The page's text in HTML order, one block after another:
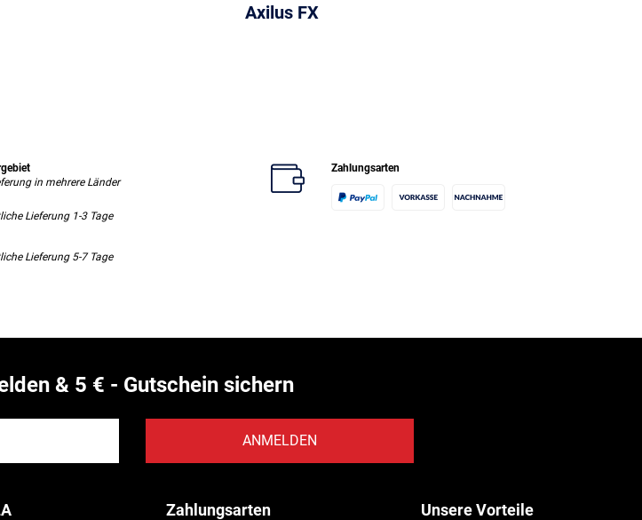
Axilus FX
in mehrere Länder
Lieferung 1-3 Tage
Lieferung 5-7 Tage
Zahlungsarten
& 5 € - Gutschein sichern
ANMELDEN
Zahlungsarten Unsere Vorteile